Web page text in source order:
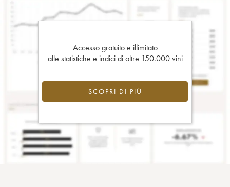
Accesso gratuito e illimitato
alle statistiche e indici di oltre 150.000 vini
SCOPRI DI PIÙ